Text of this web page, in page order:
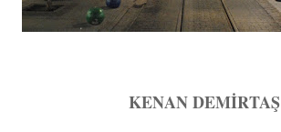
KENAN DEMİRTAŞ